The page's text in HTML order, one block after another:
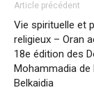
Article précédent
Vie spirituelle et
religieux – Oran
18e édition des
Mohammadia de
Belkaidia